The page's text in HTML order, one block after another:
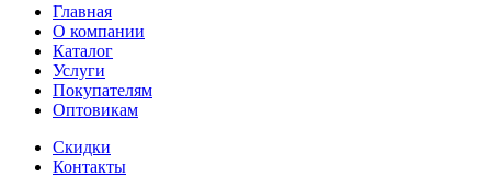
Главная
О компании
Каталог
Услуги
Покупателям
Оптовикам
Скидки
Контакты